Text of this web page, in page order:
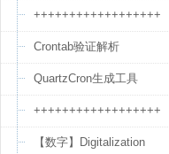
++++++++++++++++++
Crontab验证解析
QuartzCron生成工具
++++++++++++++++++
【数字】Digitalization